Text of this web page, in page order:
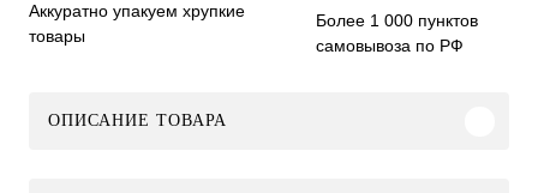
Аккуратно упакуем хрупкие
товары
Более 1 000 пунктов
самовывоза по РФ
ОПИСАНИЕ ТОВАРА